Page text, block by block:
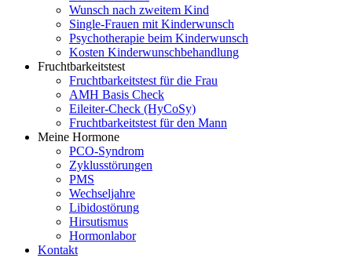
Wunsch nach zweitem Kind
Single-Frauen mit Kinderwunsch
Psychotherapie beim Kinderwunsch
Kosten Kinderwunschbehandlung
Fruchtbarkeitstest
Fruchtbarkeitstest für die Frau
AMH Basis Check
Eileiter-Check (HyCoSy)
Fruchtbarkeitstest für den Mann
Meine Hormone
PCO-Syndrom
Zyklusstörungen
PMS
Wechseljahre
Libidostörung
Hirsutismus
Hormonlabor
Kontakt